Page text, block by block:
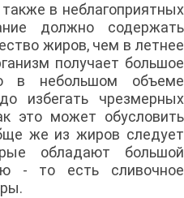
в неблагоприятных
должно содержать
жиров, чем в летнее
получает большое
в небольшом объеме
избегать чрезмерных
это может обусловить
же из жиров следует
обладают большой
- то есть сливочное